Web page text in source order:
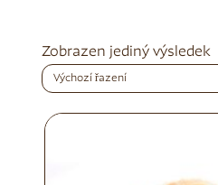
Zobrazen jediný výsledek